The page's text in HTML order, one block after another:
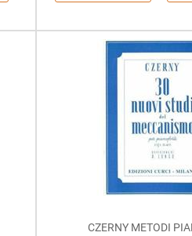
CZERNY METODI